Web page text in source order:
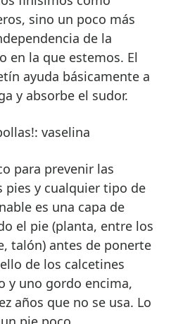
sino un poco más
de la
en la que estemos. El
ayuda básicamente a
y absorbe el sudor.
vaselina
para prevenir las
pies y cualquier tipo de
es una capa de
el pie (planta, entre los
talón) antes de ponerte
de los calcetines
y uno gordo encima,
años que no se usa. Lo